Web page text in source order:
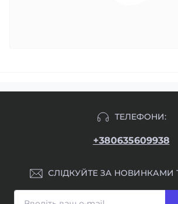
ТЕЛЕФОНИ:
+380635609938
СЛІДКУЙТЕ ЗА НОВИНКАМИ